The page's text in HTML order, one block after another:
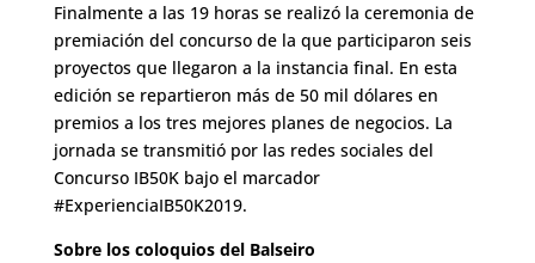
Finalmente a las 19 horas se realizó la ceremonia de
premiación del concurso de la que participaron seis
proyectos que llegaron a la instancia final. En esta
edición se repartieron más de 50 mil dólares en
premios a los tres mejores planes de negocios. La
jornada se transmitió por las redes sociales del
Concurso IB50K bajo el marcador
#ExperienciaIB50K2019.
Sobre los coloquios del Balseiro